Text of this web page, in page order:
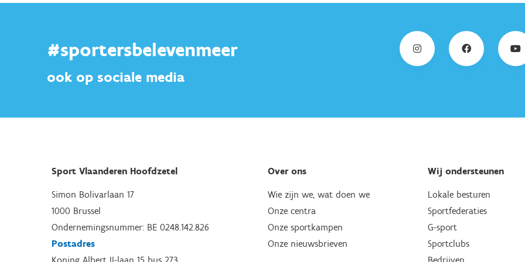
#sportersbelevenmeer
ook op sociale media
Sport Vlaanderen Hoofdzetel
Simon Bolivarlaan 17
1000 Brussel
Ondernemingsnummer: BE 0248.142.826
Postadres
Over ons
Wie zijn we, wat doen we
Onze centra
Onze sportkampen
Onze nieuwsbrieven
Wij ondersteunen
Lokale besturen
Sportfederaties
G-sport
Sportclubs